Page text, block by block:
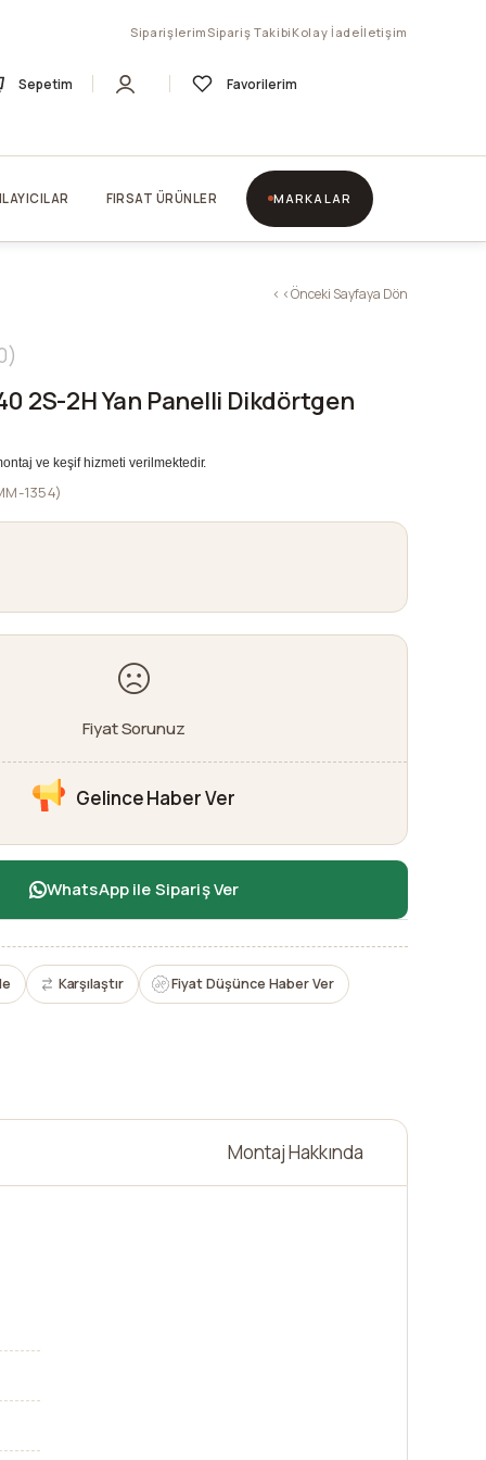
Siparişlerim Sipariş Takibi Kolay İadeİletişim
Sepetim Favorilerim
FIRSAT ÜRÜNLER MARKALAR
< < Önceki Sayfaya Dön
2S-2H Yan Panelli Dikdörtgen
ve keşif hizmeti verilmektedir.
1354)
Fiyat Sorunuz
Gelince Haber Ver
WhatsApp ile Sipariş Ver
Karşılaştır Fiyat Düşünce Haber Ver
Montaj Hakkında